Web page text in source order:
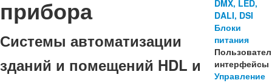
прибора
Системы автоматизации
зданий и помещений HDL и
DMX, LED,
DALI, DSI
Блоки
питания
интерфейсы
Управление